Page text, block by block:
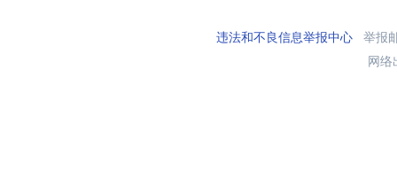
违法和不良信息举报中心举报
网